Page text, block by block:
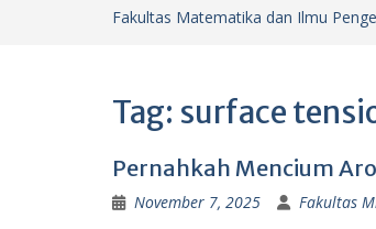
Fakultas Matematika dan Ilmu
Tag: surface
Pernahkah Mencium
November 7, 2025 Fakultas